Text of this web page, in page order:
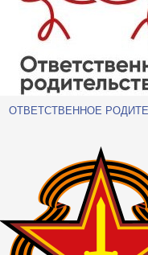
ОТВЕТСТВЕННОЕ